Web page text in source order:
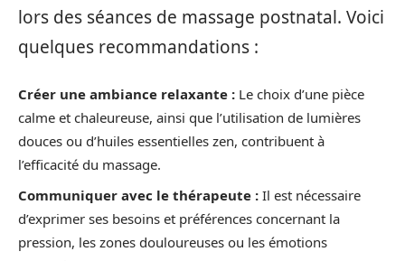
lors des séances de massage postnatal. Voici
quelques recommandations :
Créer une ambiance relaxante : Le choix d’une pièce
calme et chaleureuse, ainsi que l’utilisation de lumières
douces ou d’huiles essentielles zen, contribuent à
l’efficacité du massage.
Communiquer avec le thérapeute : Il est nécessaire
d’exprimer ses besoins et préférences concernant la
pression, les zones douloureuses ou les émotions